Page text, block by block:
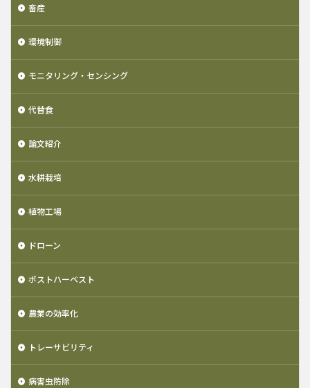
畜産
環境制御
モニタリング・センシング
代替食
論文紹介
水耕栽培
植物工場
ドローン
ポストハーベスト
農業の効率化
トレーサビリティ
病害虫防除